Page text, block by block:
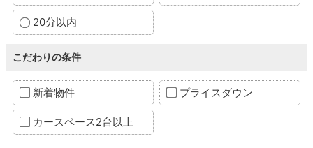
20分以内
こだわりの条件
新着物件 プライスダウン
カースペース2台以上